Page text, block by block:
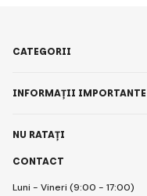
CONTACT
Luni - Vineri (9:00 - 17:00)
CATEGORII
INFORMAȚII IMPORTANTE
NU RATAȚI